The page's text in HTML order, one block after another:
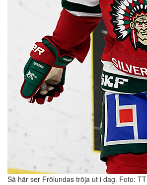
Så här ser Frölundas tröja ut i dag. Foto: TT